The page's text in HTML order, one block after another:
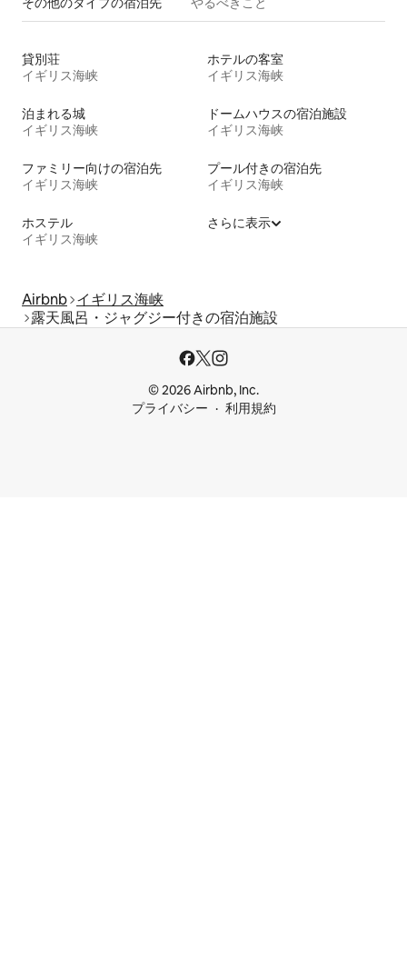
貸別荘
イギリス海峡
ホテルの客室
イギリス海峡
泊まれる城
イギリス海峡
ドームハウスの宿泊施設
イギリス海峡
ファミリー向けの宿泊先
イギリス海峡
プール付きの宿泊先
イギリス海峡
ホステル
イギリス海峡
さらに表示
Airbnb イギリス海峡
露天風呂・ジャグジー付きの宿泊施設
© 2026 Airbnb, Inc.
プライバシー
利用規約